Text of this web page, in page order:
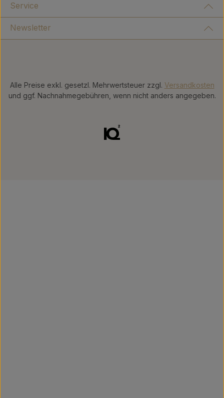
Service
Newsletter
Alle Preise exkl. gesetzl. Mehrwertsteuer zzgl. Versandkosten
und ggf. Nachnahmegebühren, wenn nicht anders angegeben.